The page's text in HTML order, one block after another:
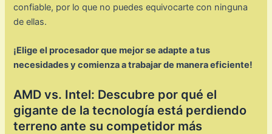
confiable, por lo que no puedes equivocarte con ninguna
de ellas.
¡Elige el procesador que mejor se adapte a tus
necesidades y comienza a trabajar de manera eficiente!
AMD vs. Intel: Descubre por qué el
gigante de la tecnología está perdiendo
terreno ante su competidor más